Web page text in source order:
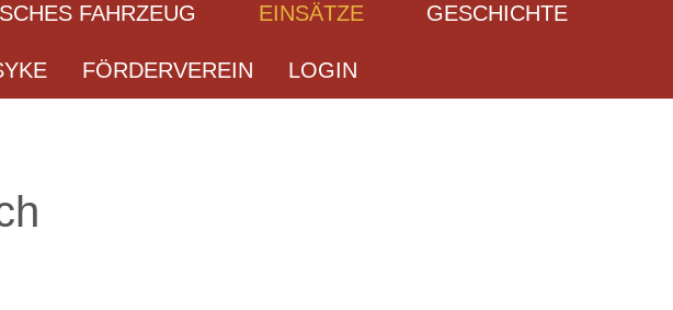
FAHRZEUG EINSÄTZE GESCHICHTE
FÖRDERVEREIN LOGIN